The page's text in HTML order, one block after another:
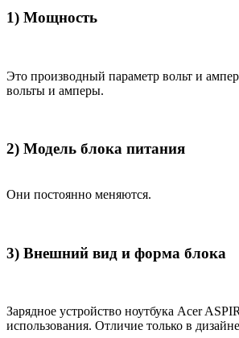
1) Мощность
Это производный параметр вольт и
вольты и амперы.
2) Модель блока питания
Они постоянно меняются.
3) Внешний вид и форма блока
Зарядное устройство ноутбука Acer
использования. Отличие только в